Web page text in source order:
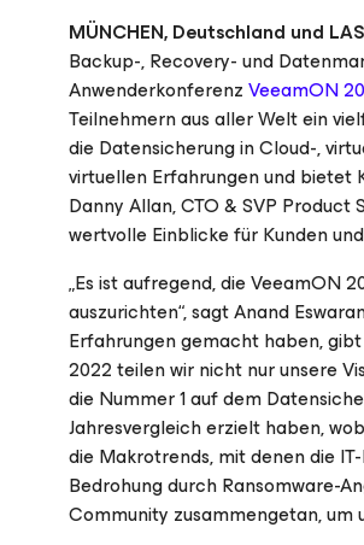
MÜNCHEN, Deutschland und
Backup-, Recovery- und
AnwenderkonferenzVeeamON
Teilnehmern aus aller Welt ein
die Datensicherung in Cloud-,
virtuellen Erfahrungen und bietet
Danny Allan, CTO & SVP
wertvolle Einblicke für Kunden
„Es ist aufregend, die VeeamON
auszurichten“, sagt Anand
Erfahrungen gemacht haben,
2022 teilen wir nicht nur unsere
die Nummer 1 auf dem
Jahresvergleich erzielt haben,
die Makrotrends, mit denen die
Bedrohung durch Ransomware-
Community zusammengetan, um